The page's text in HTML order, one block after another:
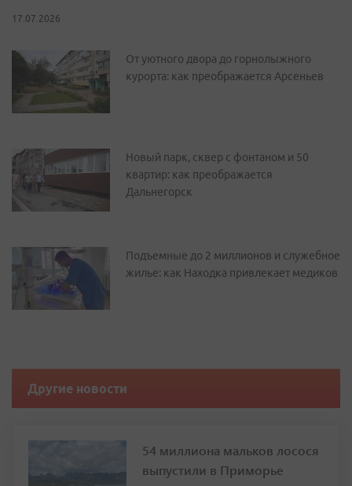
17.07.2026
От уютного двора до горнолыжного
курорта: как преображается Арсеньев
Новый парк, сквер с фонтаном и 50
квартир: как преображается
Дальнегорск
Подъемные до 2 миллионов и служебное
жилье: как Находка привлекает медиков
Другие новости
54 миллиона мальков лосося
выпустили в Приморье